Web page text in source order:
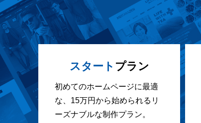
スタート プラン
初めてのホームページに最適
な、15万円から始められるリ
ーズナブルな制作プラン。